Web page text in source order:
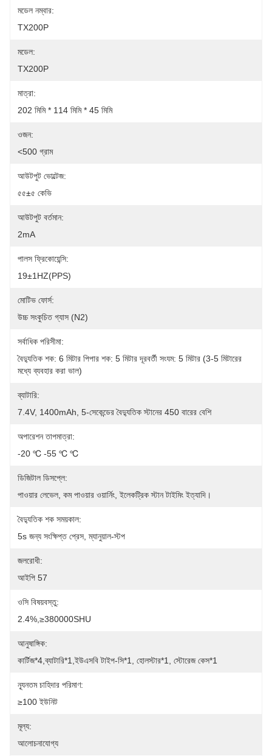
মডেল নম্বার:
TX200P
মডেল:
TX200P
মাত্রা:
202 মিমি * 114 মিমি * 45 মিমি
ওজন:
<500 গ্রাম
আউটপুট ভোল্টেজ:
৫৫±৫ কেভি
আউটপুট বর্তমান:
2mA
পালস ফ্রিকোয়েন্সি:
19±1HZ(PPS)
মোটিভ ফোর্স:
উচ্চ সংকুচিত গ্যাস (N2)
সর্বাধিক পরিসীমা:
বৈদ্যুতিক শক: 6 মিটার পিপার শক: 5 মিটার দূরবর্তী সংযম: 5 মিটার (3-5 মিটারের
মধ্যে ব্যবহার করা ভাল)
ব্যাটারি:
7.4V, 1400mAh, 5-সেকেন্ডের বৈদ্যুতিক স্টানের 450 বারের বেশি
অপারেশন তাপমাত্রা:
-20 ℃ -55 ℃ ℃
ডিজিটাল ডিসপ্লে:
পাওয়ার লেভেল, কম পাওয়ার ওয়ার্নিং, ইলেকট্রিক স্টান টাইমিং ইত্যাদি।
বৈদ্যুতিক শক সময়কাল:
5s জন্য সংক্ষিপ্ত প্রেস, ম্যানুয়াল-স্টপ
জলরোধী:
আইপি 57
ওসি বিষয়বস্তু:
2.4%,≥380000SHU
আনুষাঙ্গিক:
কার্টিজ*4,ব্যাটারি*1,ইউএসবি টাইপ-সি*1, হোলস্টার*1, স্টোরেজ কেস*1
ন্যূনতম চাহিদার পরিমাণ:
≥100 ইউনিট
মূল্য:
আলোচনাযোগ্য